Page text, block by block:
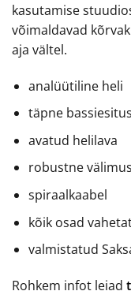
kasutamise
võimaldavad
aja vältel.
analüütiline heli
täpne bassiesitus
avatud helilava
robustne välimus
spiraalkaabel
kõik osad
valmistatud
Rohkem infot leiad